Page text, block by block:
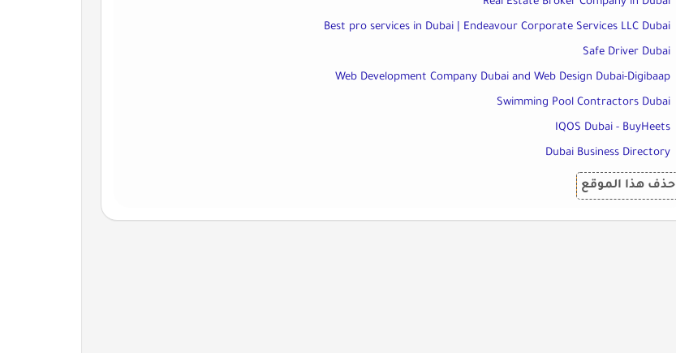
Best pro services in Dubai | Endeavour Corporate Services LLC Dubai
Safe Driver Dubai
Web Development Company Dubai and Web Design Dubai-Digibaap
Swimming Pool Contractors Dubai
IQOS Dubai - BuyHeets
Dubai Business Directory
حذف هذا الموقع